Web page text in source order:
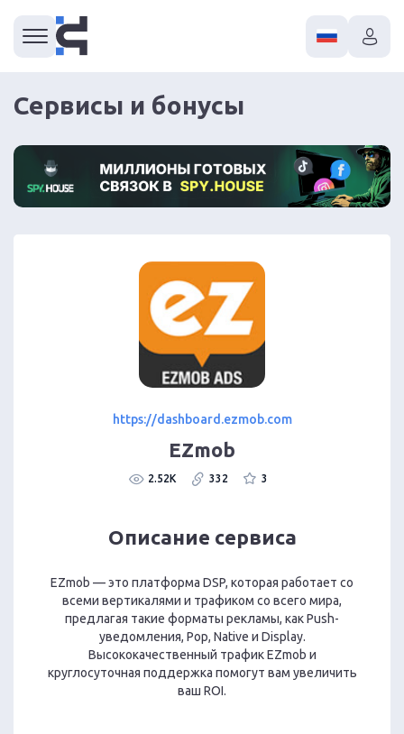
Сервисы и бонусы
https://dashboard.ezmob.com
EZmob
2.52K 332 3
Описание сервиса
EZmob — это платформа DSP, которая работает со
всеми вертикалями и трафиком со всего мира,
предлагая такие форматы рекламы, как Push-
уведомления, Pop, Native и Display.
Высококачественный трафик EZmob и
круглосуточная поддержка помогут вам увеличить
ваш ROI.